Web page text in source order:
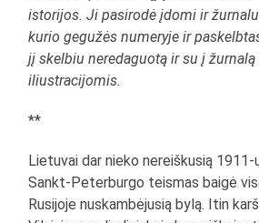
istorijos. Ji pasirodė įdomi ir
kurio gegužės numeryje ir
jį skelbiu neredaguotą ir su į
iliustracijomis.
**
Lietuvai dar nieko nereiškusią 1911-
Sankt-Peterburgo teismas baigė
Rusijoje nuskambėjusią bylą. Itin